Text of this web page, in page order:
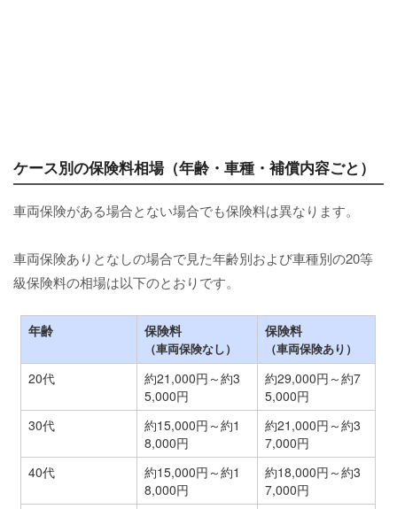
ケース別の保険料相場（年齢・車種・補償内容ごと）
車両保険がある場合とない場合でも保険料は異なります。
車両保険ありとなしの場合で見た年齢別および車種別の20等
級保険料の相場は以下のとおりです。
年齢 保険料
（車両保険なし）
保険料
（車両保険あり）
20代
約21,000円～約3
5,000円
約29,000円～約7
5,000円
30代
約15,000円～約1
8,000円
約21,000円～約3
7,000円
40代
約15,000円～約1
8,000円
約18,000円～約3
7,000円